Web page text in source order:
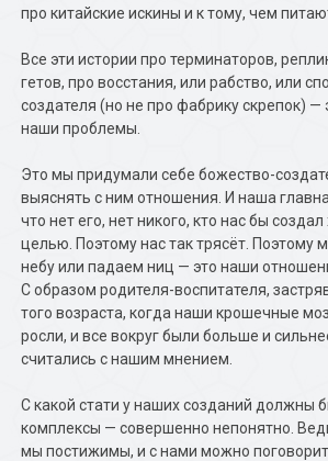
про китайские искины и к тому, чем
Все эти истории про терминаторов,
гетов, про восстания, или рабство, или
создателя (но не про фабрику скрепок) —
наши проблемы.
Это мы придумали себе божество-
выяснять с ним отношения. И наша
что нет его, нет никого, кто нас бы создал
целью. Поэтому нас так трясёт. Поэтому
небу или падаем ниц — это наши
С образом родителя-воспитателя,
того возраста, когда наши крошечные
росли, и все вокруг были больше и
считались с нашим мнением.
С какой стати у наших созданий должны
комплексы — совершенно непонятно.
мы постижимы, и с нами можно